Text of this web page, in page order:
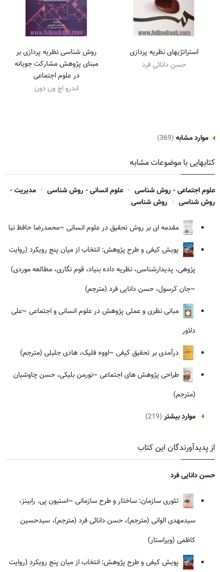
استراتژیهای نظریه پردازی
حسن دانائی فرد
روش شناسی نظریه پردازی بر
مبنای پژوهش مشارکت جویانه
در علوم اجتماعی
اندرو اچ ون دون
موارد مشابه (369)
کتابهایی با موضوعات مشابه
علوم اجتماعی - روش شناسی • علوم انسانی - روش شناسی • مدیریت -
روش شناسی • روش شناسی
مقدمه ای بر روش تحقیق در علوم انسانی ~محمدرضا حافظ نیا
پویش کیفی و طرح پژوهش: انتخاب از میان پنج رویکرد (روایت
پژوهی، پدیدارشناسی، نظریه داده بنیاد، قوم نگاری، مطالعه موردی)
~جان کرسول، حسن دانایی فرد (مترجم)
مبانی نظری و عملی پژوهش در علوم انسانی و اجتماعی ~علی
دلاور
درآمدی بر تحقیق کیفی ~اووه فلیک، هادی جلیلی (مترجم)
طراحی پژوهش های اجتماعی ~نورمن بلیکی، حسن چاوشیان
(مترجم)
موارد بیشتر (219)
از پدیدآورندگان این کتاب
حسن دانایی فرد
تئوری سازمان: ساختار و طرح سازمانی ~استیون پی. رابینز،
سیدمهدی الوانی (مترجم)، حسن دانائی فرد (مترجم)، سیدحسین
کاظمی (ویراستار)
پویش کیفی و طرح پژوهش: انتخاب از میان پنج رویکرد (روایت